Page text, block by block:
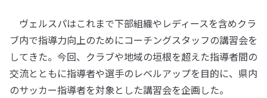
ヴェルスパはこれまで下部組織やレディースを含めクラ
ブ内で指導力向上のためにコーチングスタッフの講習会を
してきた。今回、クラブや地域の垣根を超えた指導者間の
交流とともに指導者や選手のレベルアップを目的に、県内
のサッカー指導者を対象とした講習会を企画した。